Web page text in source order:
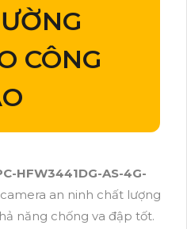
CÔNG
HFW3441DG-AS-4G-
an ninh chất lượng
năng chống va đập tốt.